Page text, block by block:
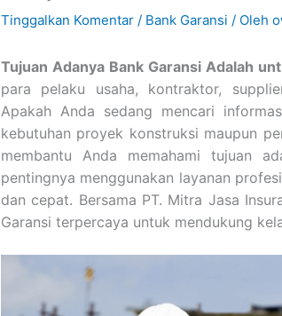
Tinggalkan Komentar / Bank Garansi / Oleh
Tujuan Adanya Bank Garansi Adalah
para pelaku usaha, kontraktor,
Apakah Anda sedang mencari
kebutuhan proyek konstruksi maupun
membantu Anda memahami tujuan
pentingnya menggunakan layanan
dan cepat. Bersama PT. Mitra Jasa
Garansi terpercaya untuk mendukung